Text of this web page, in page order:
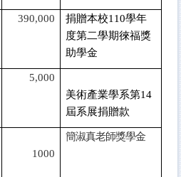
390,000
捐贈本校110學年
度第二學期徠福獎
助學金
5,000
美術產業學系第14
屆系展捐贈款
1000
簡淑真老師獎學金